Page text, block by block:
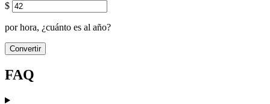
$
por hora, ¿cuánto es al año?
Convertir
FAQ